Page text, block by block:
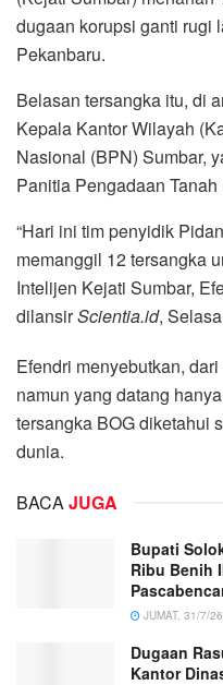
dugaan korupsi ganti rugi
Pekanbaru.
Belasan tersangka itu, di
Kepala Kantor Wilayah
Nasional (BPN) Sumbar,
Panitia Pengadaan
“Hari ini tim penyidik
memanggil 12 tersangka
Intelijen Kejati Sumbar,
dilansirScientia.id,
Efendri menyebutkan,
namun yang datang
tersangka BOG diketahui
dunia.
BACA JUGA
Bupati
Ribu Benih
JUMAT, 31/7/
Dugaan
Kantor